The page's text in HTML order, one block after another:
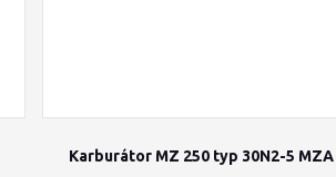
Karburátor MZ 250 typ 30N2-5 MZA